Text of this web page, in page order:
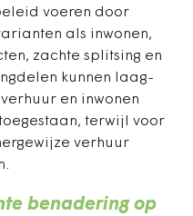
voeren door
als inwonen,
zachte splitsing en
kunnen laag-
en inwonen
terwijl voor
verhuur
benadering op